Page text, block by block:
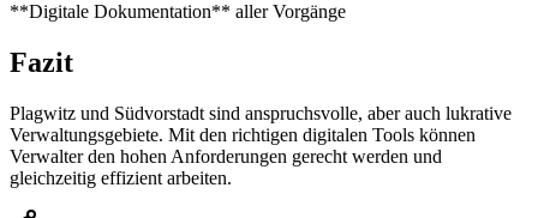
**Digitale Dokumentation** aller Vorgänge
Fazit
Plagwitz und Südvorstadt sind anspruchsvolle, aber auch lukrative
Verwaltungsgebiete. Mit den richtigen digitalen Tools können
Verwalter den hohen Anforderungen gerecht werden und
gleichzeitig effizient arbeiten.